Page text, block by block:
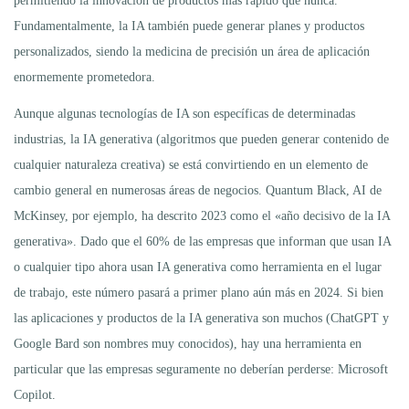
Fundamentalmente, la IA también puede generar planes y productos
personalizados, siendo la medicina de precisión un área de aplicación
enormemente prometedora.
Aunque algunas tecnologías de IA son específicas de determinadas
industrias, la IA generativa (algoritmos que pueden generar contenido de
cualquier naturaleza creativa) se está convirtiendo en un elemento de
cambio general en numerosas áreas de negocios. Quantum Black, AI de
McKinsey, por ejemplo, ha descrito 2023 como el «año decisivo de la IA
generativa». Dado que el 60% de las empresas que informan que usan IA
o cualquier tipo ahora usan IA generativa como herramienta en el lugar
de trabajo, este número pasará a primer plano aún más en 2024. Si bien
las aplicaciones y productos de la IA generativa son muchos (ChatGPT y
Google Bard son nombres muy conocidos), hay una herramienta en
particular que las empresas seguramente no deberían perderse: Microsoft
Copilot.